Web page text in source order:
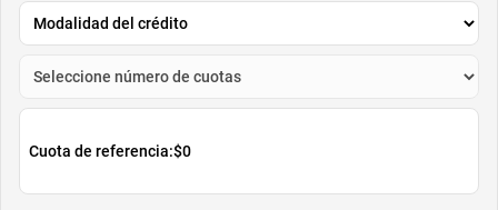
Cuota de referencia:$0